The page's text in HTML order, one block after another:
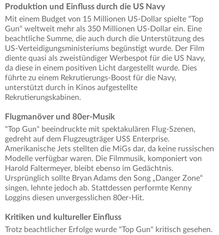
Produktion und Einfluss durch die US Navy
Mit einem Budget von 15 Millionen US-Dollar spielte "Top
Gun" weltweit mehr als 350 Millionen US-Dollar ein. Eine
beachtliche Summe, die auch durch die Unterstützung des
US-Verteidigungsministeriums begünstigt wurde. Der Film
diente quasi als zweistündiger Werbespot für die US Navy,
da diese in einem positiven Licht dargestellt wurde. Dies
führte zu einem Rekrutierungs-Boost für die Navy,
unterstützt durch in Kinos aufgestellte
Rekrutierungskabinen.
Flugmanöver und 80er-Musik
"Top Gun" beeindruckte mit spektakulären Flug-Szenen,
gedreht auf dem Flugzeugträger USS Enterprise.
Amerikanische Jets stellten die MiGs dar, da keine russischen
Modelle verfügbar waren. Die Filmmusik, komponiert von
Harold Faltermeyer, bleibt ebenso im Gedächtnis.
Ursprünglich sollte Bryan Adams den Song „Danger Zone“
singen, lehnte jedoch ab. Stattdessen performte Kenny
Loggins diesen unvergesslichen 80er-Hit.
Kritiken und kultureller Einfluss
Trotz beachtlicher Erfolge wurde "Top Gun" kritisch gesehen.